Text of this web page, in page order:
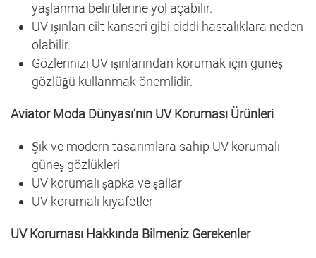
yaşlanma belirtilerine yol açabilir.
UV ışınları cilt kanseri gibi ciddi hastalıklara neden
olabilir.
Gözlerinizi UV ışınlarından korumak için güneş
gözlüğü kullanmak önemlidir.
Aviator Moda Dünyası’nın UV Koruması Ürünleri
Şık ve modern tasarımlara sahip UV korumalı
güneş gözlükleri
UV korumalı şapka ve şallar
UV korumalı kıyafetler
UV Koruması Hakkında Bilmeniz Gerekenler